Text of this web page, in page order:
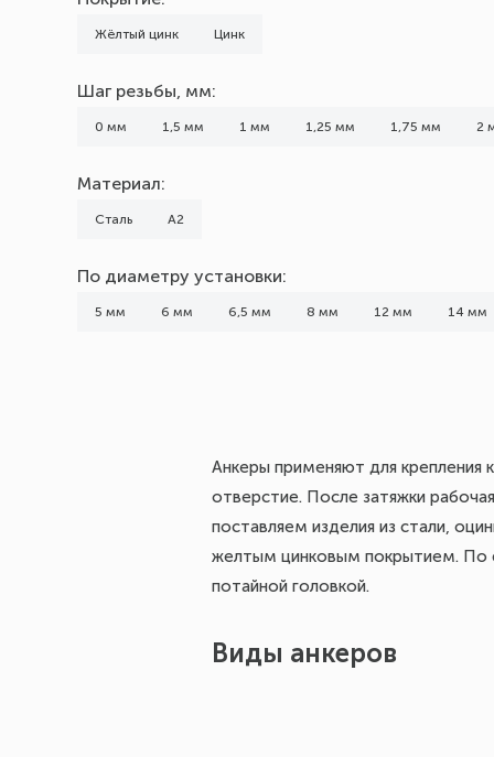
Жёлтый цинк Цинк
Шаг резьбы, мм:
0 мм 1,5 мм 1 мм 1,25 мм 1,75 мм 2
Материал:
Сталь А2
По диаметру установки:
5 мм 6 мм 6,5 мм 8 мм 12 мм 14 мм
Анкеры применяют для крепления
отверстие. После затяжки
поставляем изделия из стали,
желтым цинковым покрытием. По
потайной головкой.
Виды анкеров